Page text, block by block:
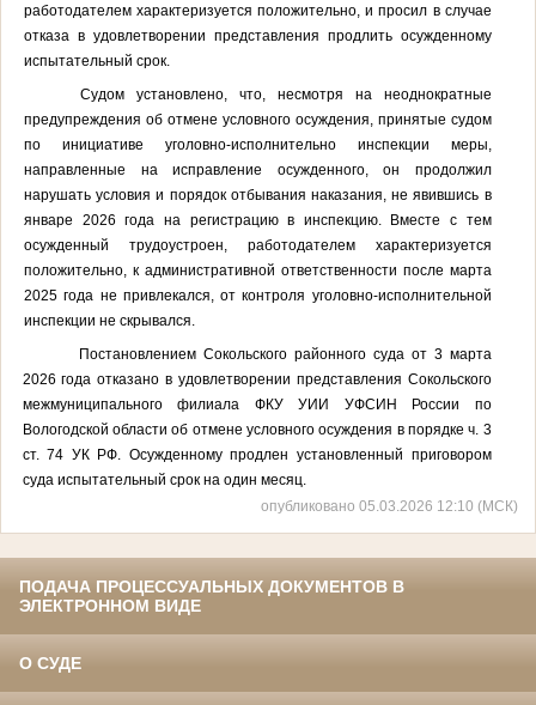
работодателем характеризуется положительно, и просил в случае
отказа в удовлетворении представления продлить осужденному
испытательный срок.
Судом установлено, что, несмотря на неоднократные
предупреждения об отмене условного осуждения, принятые судом
по инициативе уголовно-исполнительно инспекции меры,
направленные на исправление осужденного, он продолжил
нарушать условия и порядок отбывания наказания, не явившись в
январе 2026 года на регистрацию в инспекцию. Вместе с тем
осужденный трудоустроен, работодателем характеризуется
положительно, к административной ответственности после марта
2025 года не привлекался, от контроля уголовно-исполнительной
инспекции не скрывался.
Постановлением Сокольского районного суда от 3 марта
2026 года отказано в удовлетворении представления Сокольского
межмуниципального филиала ФКУ УИИ УФСИН России по
Вологодской области об отмене условного осуждения в порядке ч. 3
ст. 74 УК РФ. Осужденному продленустановленный приговором
суда испытательный срок на один месяц
опубликовано 05.03.2026 12:10 (МСК)
ПОДАЧА ПРОЦЕССУАЛЬНЫХ ДОКУМЕНТОВ В
ЭЛЕКТРОННОМ ВИДЕ
О СУДЕ